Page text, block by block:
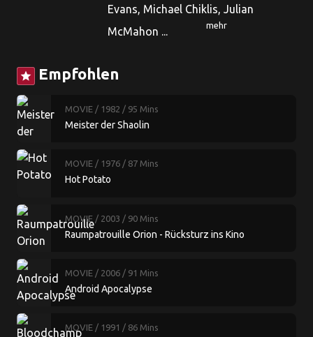
Evans, Michael Chiklis, Julian
McMahon ...
mehr
star Empfohlen
MOVIE / 1982 / 95 Mins
Meister der Shaolin
MOVIE / 1976 / 87 Mins
Hot Potato
MOVIE / 2003 / 90 Mins
Raumpatrouille Orion - Rücksturz ins Kino
MOVIE / 2006 / 91 Mins
Android Apocalypse
MOVIE / 1991 / 86 Mins